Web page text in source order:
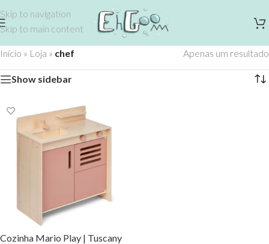
Skip to navigation
Skip to main content
Início » Loja » chef Apenas um resultado
Show sidebar
Cozinha Mario Play | Tuscany